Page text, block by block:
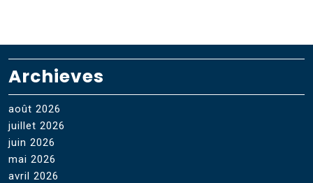
Archieves
août 2026
juillet 2026
juin 2026
mai 2026
avril 2026